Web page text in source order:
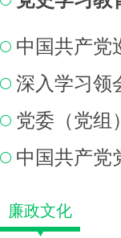
中国共产党
中国共产党
廉政文化